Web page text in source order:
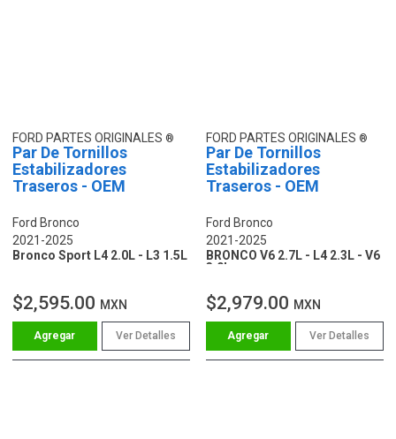
FORD PARTES ORIGINALES
Par De Tornillos
Estabilizadores
Traseros - OEM
Ford Bronco
2021-2025
Bronco Sport L4 2.0L - L3 1.5L
$2,595.00 MXN
Ver Detalles
FORD PARTES ORIGINALES
Par De Tornillos
Estabilizadores
Traseros - OEM
Ford Bronco
2021-2025
BRONCO V6 2.7L - L4 2.3L - V6
3.0L
$2,979.00 MXN
Ver Detalles